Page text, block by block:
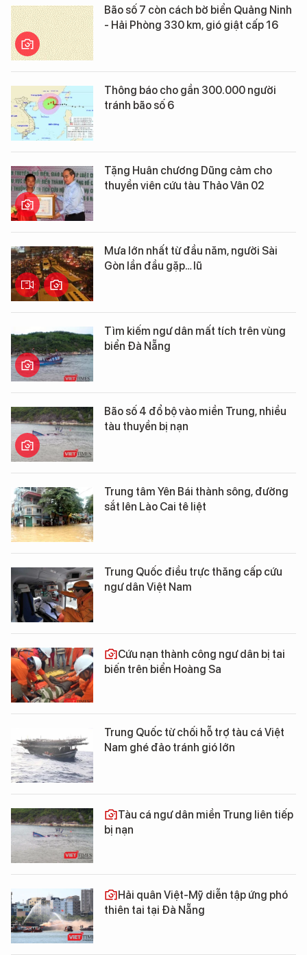
Bão số 7 còn cách bờ biển Quảng Ninh
- Hải Phòng 330 km, gió giật cấp 16
Thông báo cho gần 300.000 người
tránh bão số 6
Tặng Huân chương Dũng cảm cho
thuyền viên cứu tàu Thảo Vân 02
Mưa lớn nhất từ đầu năm, người Sài
Gòn lần đầu gặp… lũ
Tìm kiếm ngư dân mất tích trên vùng
biển Đà Nẵng
Bão số 4 đổ bộ vào miền Trung, nhiều
tàu thuyền bị nạn
Trung tâm Yên Bái thành sông, đường
sắt lên Lào Cai tê liệt
Trung Quốc điều trực thăng cấp cứu
ngư dân Việt Nam
Cứu nạn thành công ngư dân bị tai
biến trên biển Hoàng Sa
Trung Quốc từ chối hỗ trợ tàu cá Việt
Nam ghé đảo tránh gió lớn
Tàu cá ngư dân miền Trung liên tiếp
bị nạn
Hải quân Việt-Mỹ diễn tập ứng phó
thiên tai tại Đà Nẵng